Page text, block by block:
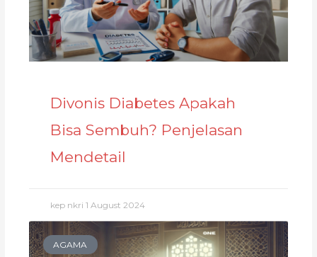
Divonis Diabetes Apakah
Bisa Sembuh? Penjelasan
Mendetail
kep nkri1 August 2024
AGAMA